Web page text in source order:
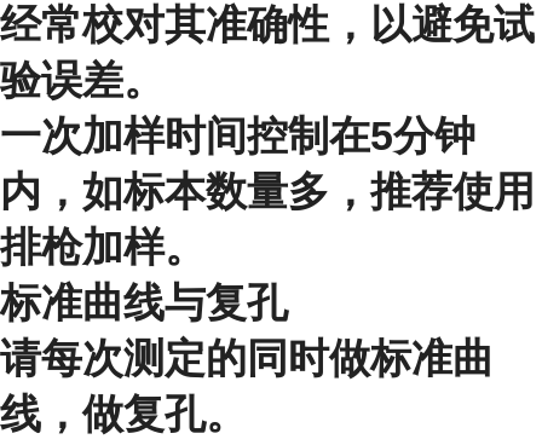
经常校对其准确性，以避免试
验误差。
一次加样时间控制在5分钟
内，如标本数量多，推荐使用
排枪加样。
标准曲线与复孔
请每次测定的同时做标准曲
线，做复孔。